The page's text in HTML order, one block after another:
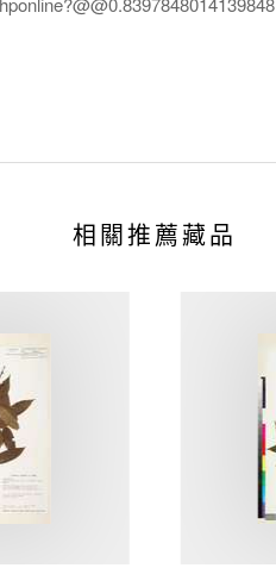
相關推薦藏品